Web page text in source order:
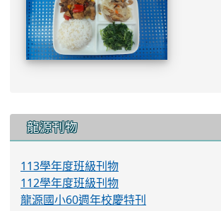
龍源刊物
113學年度班級刊物
112學年度班級刊物
龍源國小60週年校慶特刊